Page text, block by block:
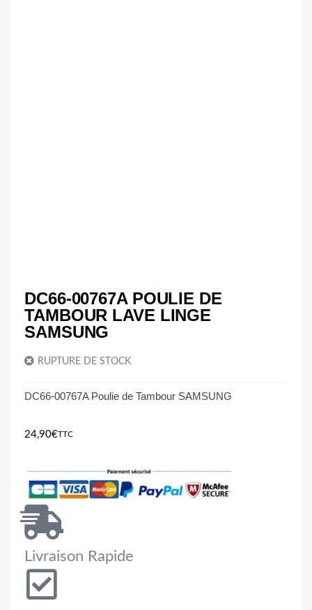
DC66-00767A POULIE DE
TAMBOUR LAVE LINGE
SAMSUNG
RUPTURE DE STOCK
DC66-00767A Poulie de Tambour SAMSUNG
24,90€TTC
Livraison Rapide